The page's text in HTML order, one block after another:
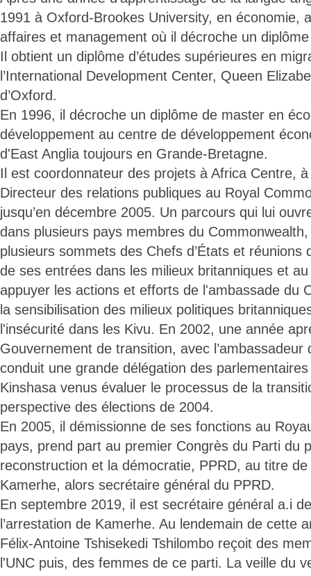
1991 à Oxford-Brookes University, en économie,
affaires et management où il décroche un
Il obtient un diplôme d’études supérieures en
l’International Development Center, Queen
d’Oxford.
En 1996, il décroche un diplôme de master en
développement au centre de développement
d'East Anglia toujours en Grande-Bretagne.
Il est coordonnateur des projets à Africa Centre,
Directeur des relations publiques au Royal
jusqu’en décembre 2005. Un parcours qui lui
dans plusieurs pays membres du
plusieurs sommets des Chefs d’États et réunions
de ses entrées dans les milieux britanniques et
appuyer les actions et efforts de l'ambassade du
la sensibilisation des milieux politiques
l'insécurité dans les Kivu. En 2002, une année
Gouvernement de transition, avec l’ambassadeur
conduit une grande délégation des
Kinshasa venus évaluer le processus de la
perspective des élections de 2004.
En 2005, il démissionne de ses fonctions au
pays, prend part au premier Congrès du Parti du
reconstruction et la démocratie, PPRD, au titre
Kamerhe, alors secrétaire général du PPRD.
En septembre 2019, il est secrétaire général a.i
l’arrestation de Kamerhe. Au lendemain de cette
Félix-Antoine Tshisekedi Tshilombo reçoit des
l'UNC puis, des femmes de ce parti. La veille du